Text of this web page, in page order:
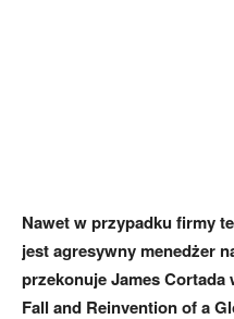
Nawet w przypadku firmy
jest agresywny menedżer
przekonuje James Cortada
Fall and Reinvention of a